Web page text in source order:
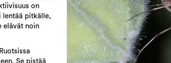
on
lentää pitkälle,
elävät noin
Se pistää